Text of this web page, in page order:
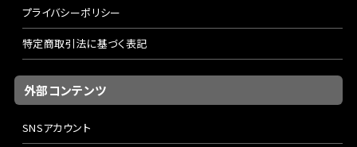
プライバシーポリシー
特定商取引法に基づく表記
外部コンテンツ
SNSアカウント